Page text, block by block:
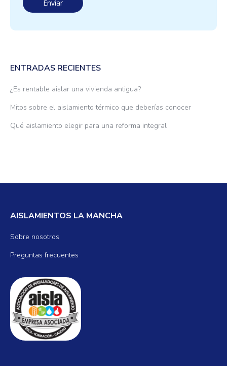
ENTRADAS RECIENTES
¿Es rentable aislar una vivienda antigua?
Mitos sobre el aislamiento térmico que deberías conocer
Qué aislamiento elegir para una reforma integral
AISLAMIENTOS LA MANCHA
Sobre nosotros
Preguntas frecuentes